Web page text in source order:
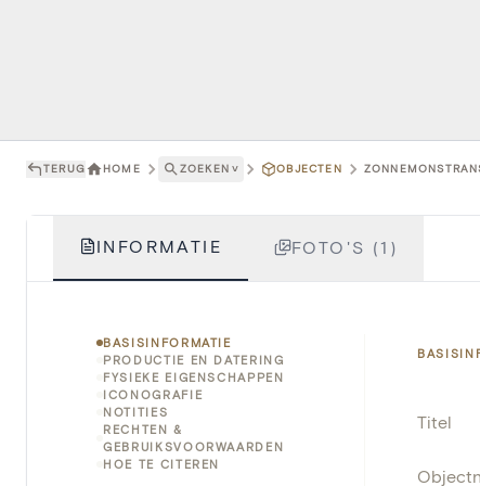
TERUG HOME ZOEKEN ˅ OBJECTEN
INFORMATIE FOTO'S (1)
BASISINFORMATIE
PRODUCTIE EN DATERING
FYSIEKE EIGENSCHAPPEN
ICONOGRAFIE
NOTITIES
RECHTEN &
GEBRUIKSVOORWAARDEN
HOE TE CITEREN
Titel